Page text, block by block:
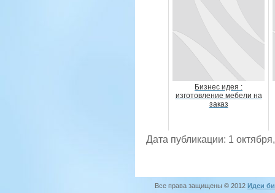
Бизнес идея :
изготовление мебели на
заказ
Дата публикации: 1
Все права защищены © 2012 Идеи